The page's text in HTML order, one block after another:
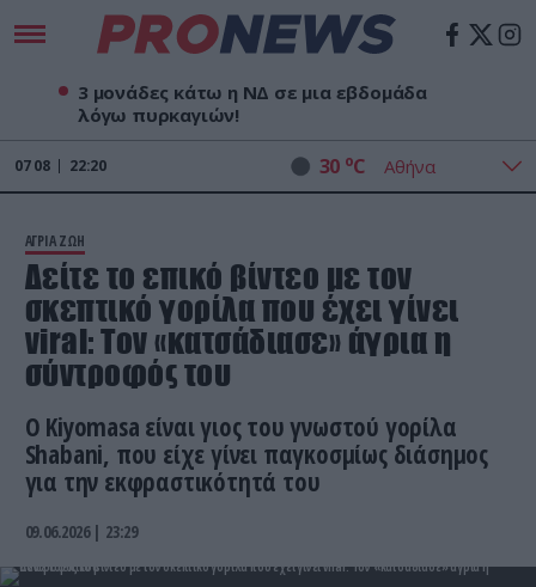
3 μονάδες κάτω η ΝΔ σε μια εβδομάδα
λόγω πυρκαγιών!
07 08 22:20 30 oC
ΑΓΡΙΑ ΖΩΗ
Δείτε το επικό βίντεο με τον
σκεπτικό γορίλα που έχει γίνει
viral: Τον «κατσάδιασε» άγρια η
σύντροφός του
Ο Kiyomasa είναι γιος του γνωστού γορίλα
Shabani, που είχε γίνει παγκοσμίως διάσημος
για την εκφραστικότητά του
09.06.2026 | 23:29